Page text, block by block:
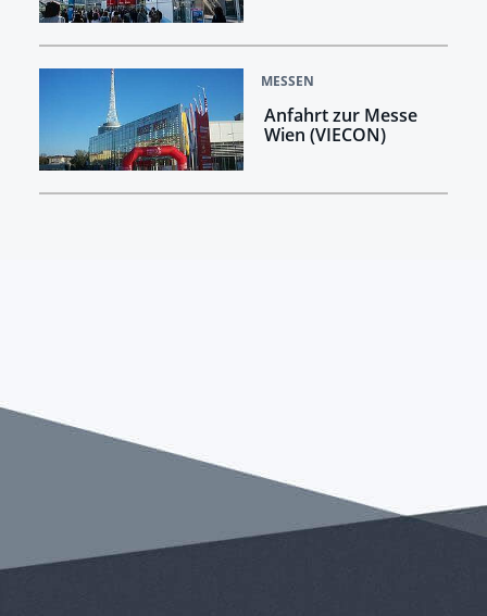
MESSEN
Anfahrt zur Messe
Wien (VIECON)